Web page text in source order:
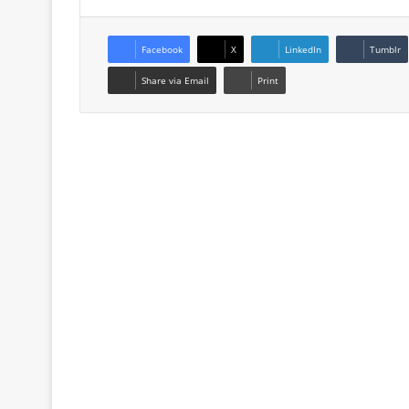
Facebook X LinkedIn Tumblr
Share via Email Print